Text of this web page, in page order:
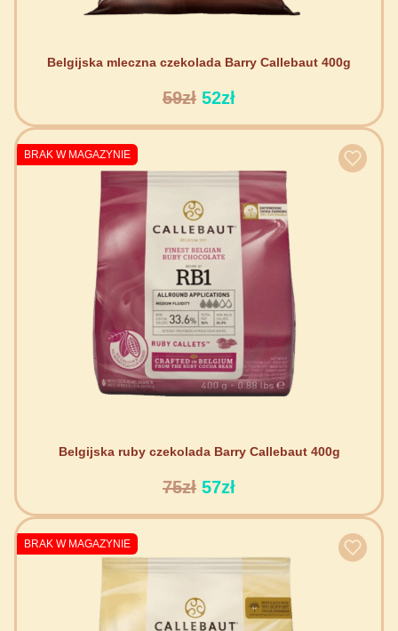
Belgijska mleczna czekolada Barry Callebaut 400g
59zł 52zł
BRAK W MAGAZYNIE
Belgijska ruby czekolada Barry Callebaut 400g
75zł 57zł
BRAK W MAGAZYNIE